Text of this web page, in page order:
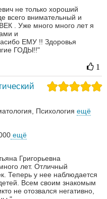
не только хороший
всего внимательный и
. Уже много много лет я
и
ЕМУ !! Здоровья
ГОДЫ!!"
1
Психология ещё
ещё
Григорьевна
лет. Отличный
Теперь у нее наблюдается
Всем своим знакомым
не отозвался негативно,